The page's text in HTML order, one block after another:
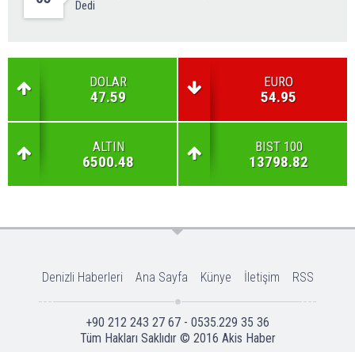
Dedi
DOLAR
47.59
EURO
54.95
ALTIN
6500.48
BIST 100
13798.82
Denizli Haberleri Ana Sayfa Künye İletişim RSS
+90 212 243 27 67 - 0535.229 35 36
Tüm Hakları Saklıdır © 2016 Akis Haber